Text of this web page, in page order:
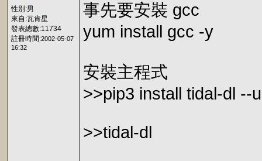
性別:男
來自:瓦肯星
發表總數:11734
註冊時間:2002-05-07
16:32
事先要安裝 gcc
yum install gcc -y
安裝主程式
>>pip3 install tidal-dl --
>>tidal-dl